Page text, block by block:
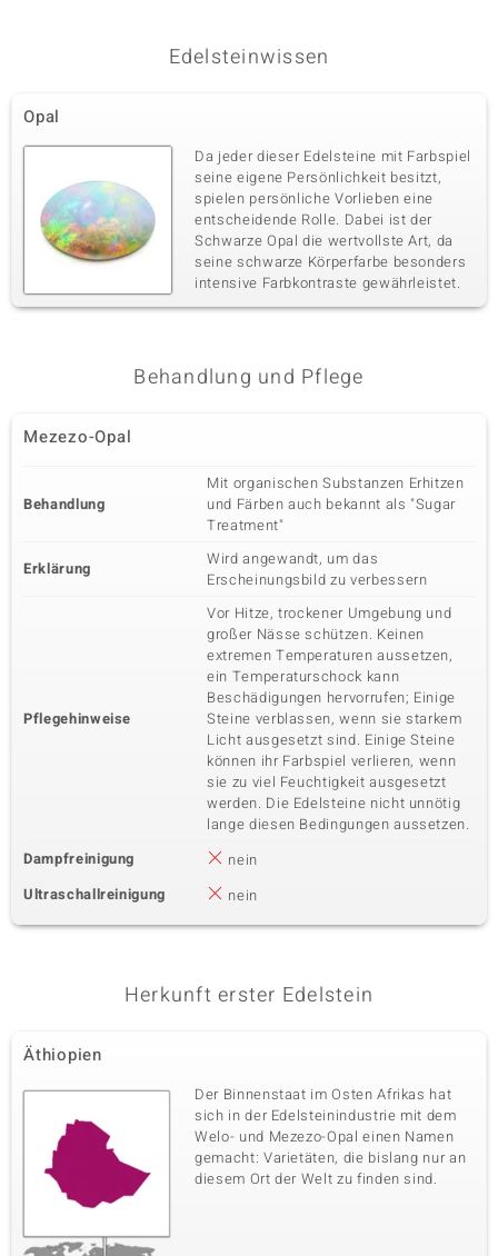
Edelsteinwissen
Opal
Da jeder dieser Edelsteine mit Farbspiel
seine eigene Persönlichkeit besitzt,
spielen persönliche Vorlieben eine
entscheidende Rolle. Dabei ist der
Schwarze Opal die wertvollste Art, da
seine schwarze Körperfarbe besonders
intensive Farbkontraste gewährleistet.
Behandlung und Pflege
Mezezo-Opal
Behandlung
Mit organischen Substanzen Erhitzen
und Färben auch bekannt als "Sugar
Treatment"
Erklärung
Wird angewandt, um das
Erscheinungsbild zu verbessern
Pflegehinweise
Vor Hitze, trockener Umgebung und
großer Nässe schützen. Keinen
extremen Temperaturen aussetzen,
ein Temperaturschock kann
Beschädigungen hervorrufen; Einige
Steine verblassen, wenn sie starkem
Licht ausgesetzt sind. Einige Steine
können ihr Farbspiel verlieren, wenn
sie zu viel Feuchtigkeit ausgesetzt
werden. Die Edelsteine nicht unnötig
lange diesen Bedingungen aussetzen.
Dampfreinigung
nein
Ultraschallreinigung
nein
Herkunft erster Edelstein
Äthiopien
Der Binnenstaat im Osten Afrikas hat
sich in der Edelsteinindustrie mit dem
Welo- und Mezezo-Opal einen Namen
gemacht: Varietäten, die bislang nur an
diesem Ort der Welt zu finden sind.